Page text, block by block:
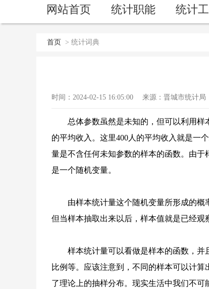
网站首页 统计职能 统计
首页 > 统计词典
时间： 2024-02-15 16:05:00 来源： 晋城市统计局
总体参数虽然是未知的，但可以利用
的平均收入。这里400人的平均收入就是一
量是不含任何未知参数的样本的函数。由
是一个随机变量。
由样本统计量这个随机变量所形成的概
但当样本抽取出来以后，样本值就是已经观
样本统计量可以看做是样本的函数，
比例等。应该注意到，不同的样本可以计
了理论上的抽样分布。现实生活中我们不